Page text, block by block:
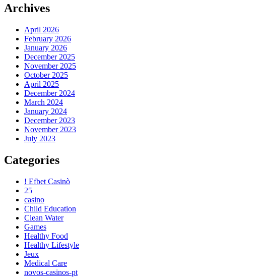
Archives
April 2026
February 2026
January 2026
December 2025
November 2025
October 2025
April 2025
December 2024
March 2024
January 2024
December 2023
November 2023
July 2023
Categories
! Efbet Casinò
25
casino
Child Education
Clean Water
Games
Healthy Food
Healthy Lifestyle
Jeux
Medical Care
novos-casinos-pt